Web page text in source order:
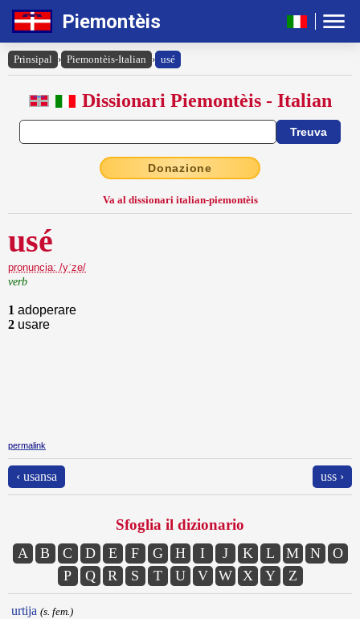
Piemontèis
Prinsipal › Piemontèis-Italian › usé
Dissionari Piemontèis - Italian
Donazione
Va al dissionari italian-piemontèis
usé
pronuncia: /yˈze/
verb
1 adoperare
2 usare
permalink
‹ usansa uss ›
Sfoglia il dizionario
A B C D E F G H I J K L M N
O
P
Q R S T U V W X Y Z
urtija (s. fem.)